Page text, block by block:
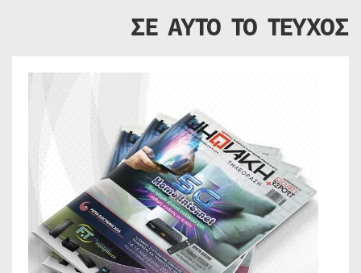
ΣΕ ΑΥΤΟ ΤΟ ΤΕΥΧΟΣ